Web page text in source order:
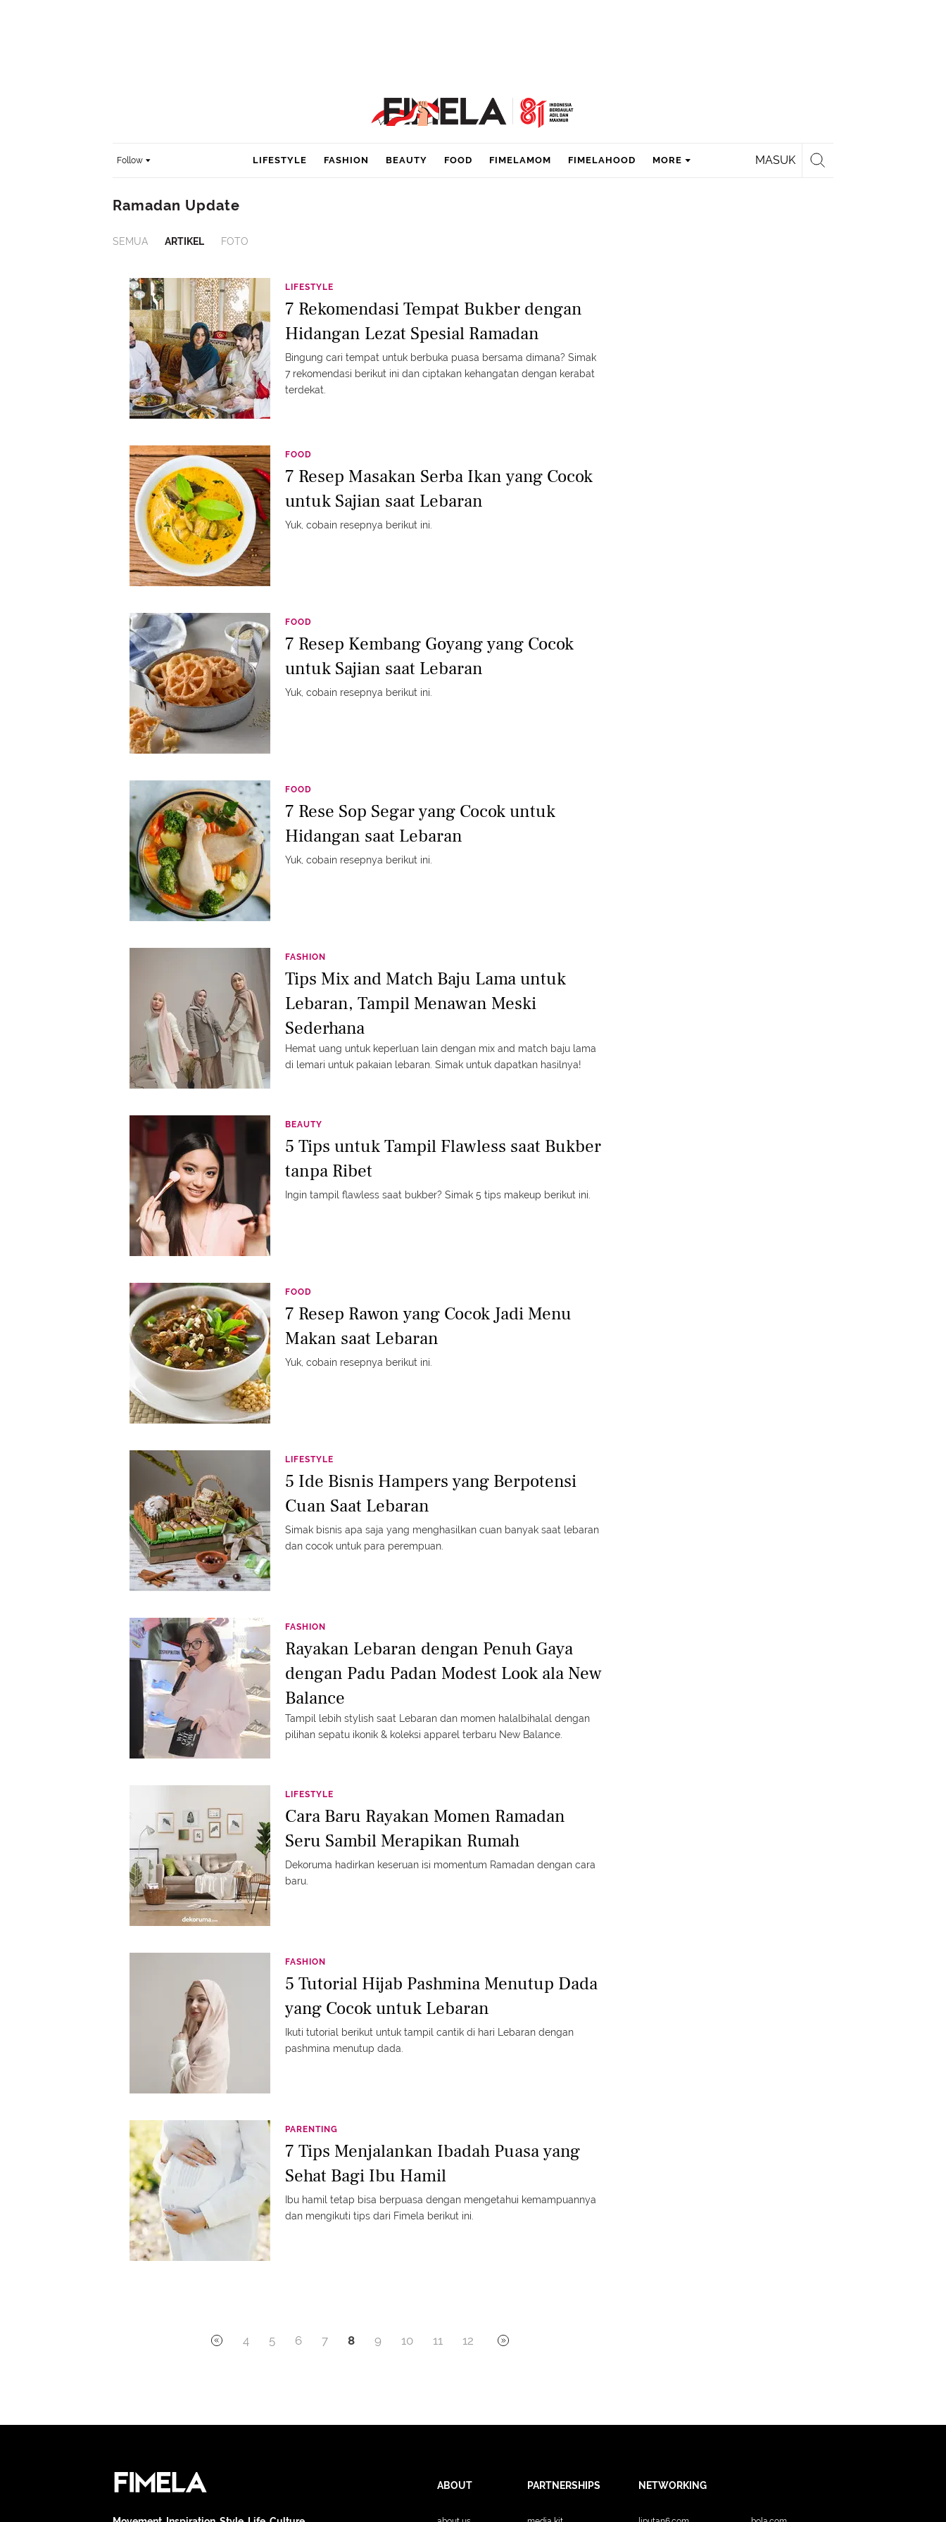
Follow MASUK
LIFESTYLE FASHION BEAUTY FOOD FIMELAMOM FIMELAHOOD MORE
Ramadan Update
SEMUA ARTIKEL FOTO
LIFESTYLE
7 Rekomendasi Tempat Bukber dengan
Hidangan Lezat Spesial Ramadan
Bingung cari tempat untuk berbuka puasa bersama dimana? Simak
7 rekomendasi berikut ini dan ciptakan kehangatan dengan kerabat
terdekat.
FOOD
7 Resep Masakan Serba Ikan yang Cocok
untuk Sajian saat Lebaran
Yuk, cobain resepnya berikut ini.
FOOD
7 Resep Kembang Goyang yang Cocok
untuk Sajian saat Lebaran
Yuk, cobain resepnya berikut ini.
FOOD
7 Rese Sop Segar yang Cocok untuk
Hidangan saat Lebaran
Yuk, cobain resepnya berikut ini.
FASHION
Tips Mix and Match Baju Lama untuk
Lebaran, Tampil Menawan Meski
Sederhana
Hemat uang untuk keperluan lain dengan mix and match baju lama
di lemari untuk pakaian lebaran. Simak untuk dapatkan hasilnya!
BEAUTY
5 Tips untuk Tampil Flawless saat Bukber
tanpa Ribet
Ingin tampil flawless saat bukber? Simak 5 tips makeup berikut ini.
FOOD
7 Resep Rawon yang Cocok Jadi Menu
Makan saat Lebaran
Yuk, cobain resepnya berikut ini.
LIFESTYLE
5 Ide Bisnis Hampers yang Berpotensi
Cuan Saat Lebaran
Simak bisnis apa saja yang menghasilkan cuan banyak saat lebaran
dan cocok untuk para perempuan.
FASHION
Rayakan Lebaran dengan Penuh Gaya
dengan Padu Padan Modest Look ala New
Balance
Tampil lebih stylish saat Lebaran dan momen halalbihalal dengan
pilihan sepatu ikonik & koleksi apparel terbaru New Balance.
LIFESTYLE
Cara Baru Rayakan Momen Ramadan
Seru Sambil Merapikan Rumah
Dekoruma hadirkan keseruan isi momentum Ramadan dengan cara
baru.
FASHION
5 Tutorial Hijab Pashmina Menutup Dada
yang Cocok untuk Lebaran
Ikuti tutorial berikut untuk tampil cantik di hari Lebaran dengan
pashmina menutup dada.
PARENTING
7 Tips Menjalankan Ibadah Puasa yang
Sehat Bagi Ibu Hamil
Ibu hamil tetap bisa berpuasa dengan mengetahui kemampuannya
dan mengikuti tips dari Fimela berikut ini.
4 5 6 7 8 9 10 11 12
ABOUT PARTNERSHIPS NETWORKING